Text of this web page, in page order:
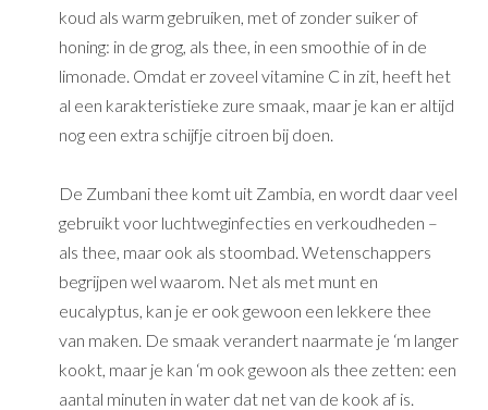
koud als warm gebruiken, met of zonder suiker of
honing: in de grog, als thee, in een smoothie of in de
limonade. Omdat er zoveel vitamine C in zit, heeft het
al een karakteristieke zure smaak, maar je kan er altijd
nog een extra schijfje citroen bij doen.
De Zumbani thee komt uit Zambia, en wordt daar veel
gebruikt voor luchtweginfecties en verkoudheden –
als thee, maar ook als stoombad. Wetenschappers
begrijpen wel waarom. Net als met munt en
eucalyptus, kan je er ook gewoon een lekkere thee
van maken. De smaak verandert naarmate je ‘m langer
kookt, maar je kan ‘m ook gewoon als thee zetten: een
aantal minuten in water dat net van de kook af is.